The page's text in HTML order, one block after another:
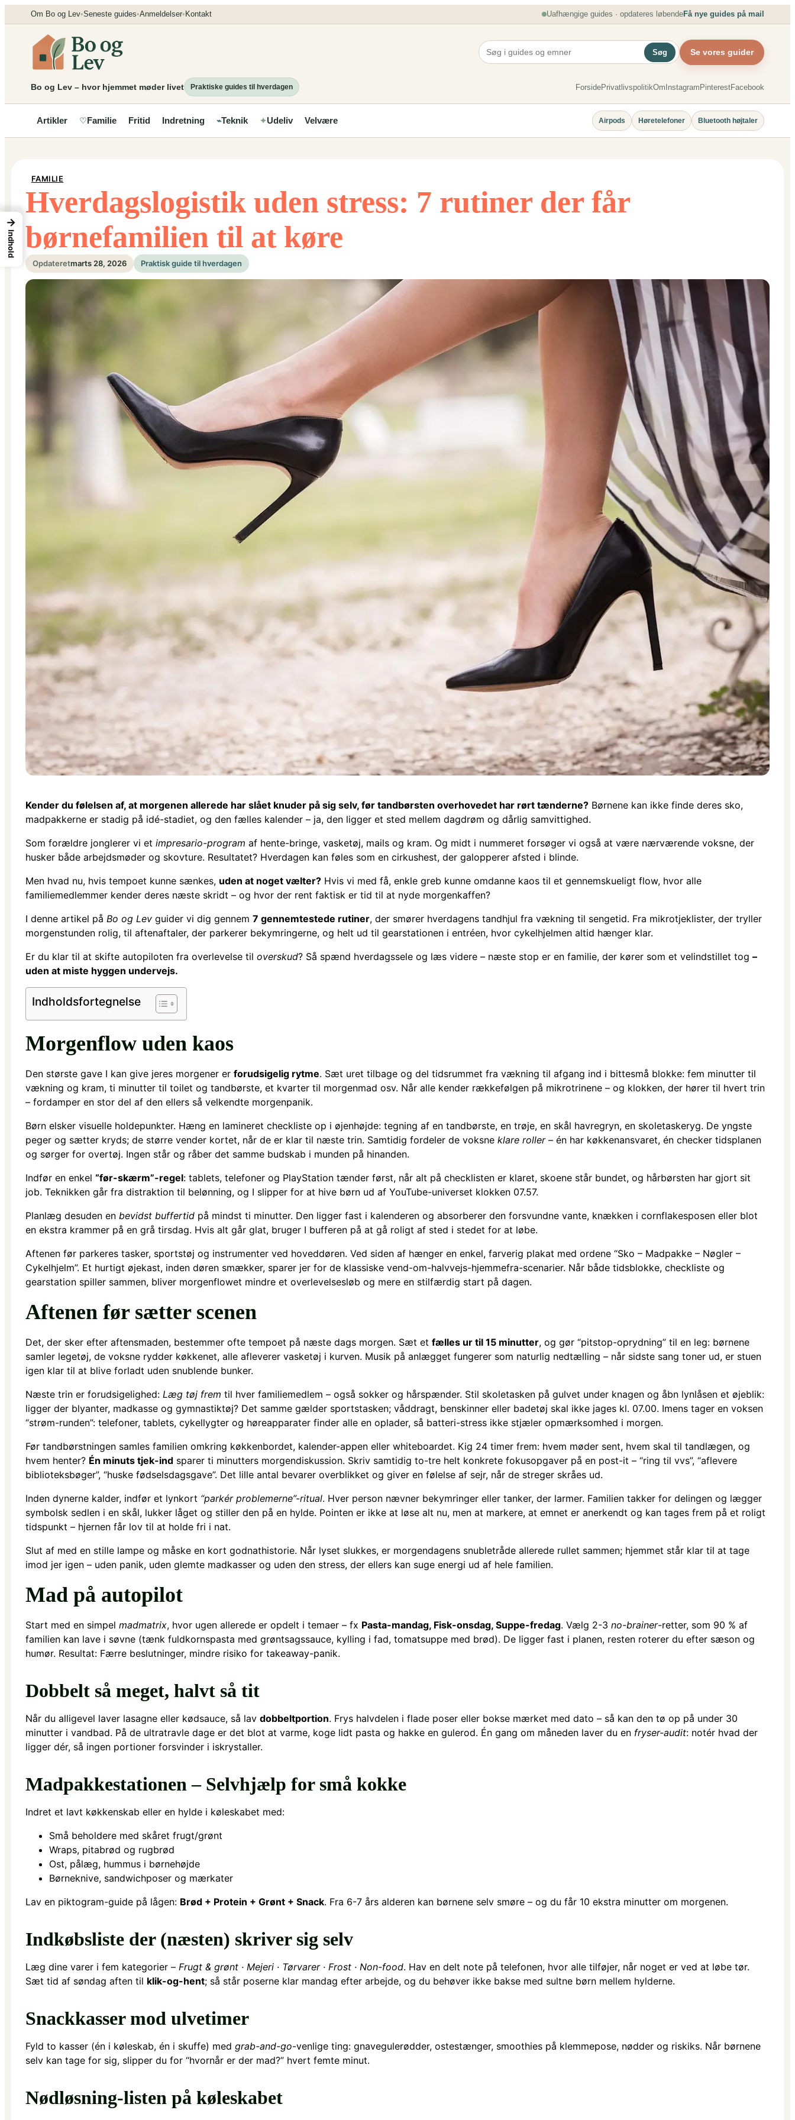
Spring
til
indhold
Om Bo og Lev•Seneste guides•Anmeldelser• Kontakt Uafhængige guides · opdateres løbendeFå nye guides på mail
Søg Se vores guider
Bo og Lev – hvor hjemmet møder livet Praktiske guides til hverdagen ForsidePrivatlivspolitikOmInstagramPinterestFacebook
Artikler ♡Familie Fritid Indretning ⌁Teknik ✦Udeliv Velvære Airpods Høretelefoner Bluetooth højtaler
FAMILIE
Hverdagslogistik uden stress: 7 rutiner der får
børnefamilien til at køre
Opdateretmarts 28, 2026 Praktisk guide til hverdagen
Kender du følelsen af, at morgenen allerede har slået knuder på sig selv, før tandbørsten overhovedet har rørt tænderne?Børnene kan ikke finde deres sko,
madpakkerne er stadig på idé-stadiet, og den fælles kalender – ja, den ligger et sted mellem dagdrøm og dårlig samvittighed.
Som forældre jonglerer vi et impresario-program af hente-bringe, vasketøj, mails og kram. Og midt i nummeret forsøger vi også at være nærværende voksne, der
husker både arbejdsmøder og skovture. Resultatet? Hverdagen kan føles som en cirkushest, der galopperer afsted i blinde.
Men hvad nu, hvis tempoet kunne sænkes, uden at noget vælter?Hvis vi med få, enkle greb kunne omdanne kaos til et gennemskueligt flow, hvor alle
familiemedlemmer kender deres næste skridt – og hvor der rent faktisk er tid til at nyde morgenkaffen?
I denne artikel på Bo og Levguider vi dig gennem 7 gennemtestede rutiner, der smører hverdagens tandhjul fra vækning til sengetid. Fra mikrotjeklister, der tryller
morgenstunden rolig, til aftenaftaler, der parkerer bekymringerne, og helt ud til gearstationen i entréen, hvor cykelhjelmen altid hænger klar.
Er du klar til at skifte autopiloten fra overlevelse til overskud? Så spænd hverdagssele og læs videre – næste stop er en familie, der kører som et velindstillet tog –
uden at miste hyggen undervejs.
Indholdsfortegnelse
Morgenflow uden kaos
Den største gave I kan give jeres morgener er forudsigelig rytme. Sæt uret tilbage og del tidsrummet fra vækning til afgang ind i bitte­små blokke: fem minutter til
vækning og kram, ti minutter til toilet og tandbørste, et kvarter til morgenmad osv. Når alle kender rækkefølgen på mikrotrinene – og klokken, der hører til hvert trin
– fordamper en stor del af den ellers så velkendte morgenpanik.
Børn elsker visuelle holdepunkter. Hæng en lamineret checkliste op i øjenhøjde: tegning af en tandbørste, en trøje, en skål havregryn, en skoletaskeryg. De yngste
peger og sætter kryds; de større vender kortet, når de er klar til næste trin. Samtidig fordeler de voksne klare roller– én har køkkenansvaret, én checker tidsplanen
og sørger for overtøj. Ingen står og råber det samme budskab i munden på hinanden.
Indfør en enkel “før-skærm”-regel: tablets, telefoner og PlayStation tænder først, når alt på checklisten er klaret, skoene står bundet, og hårbørsten har gjort sit
job. Teknikken går fra distraktion til belønning, og I slipper for at hive børn ud af YouTube-universet klokken 07.57.
Planlæg desuden en bevidst buffertidpå mindst ti minutter. Den ligger fast i kalenderen og absorberer den forsvundne vante, knækken i cornflakes­posen eller blot
en ekstra krammer på en grå tirsdag. Hvis alt går glat, bruger I bufferen på at gå roligt af sted i stedet for at løbe.
Aftenen før parkeres tasker, sportstøj og instrumenter ved hoveddøren. Ved siden af hænger en enkel, farverig plakat med ordene “Sko – Madpakke – Nøgler –
Cykelhjelm”. Et hurtigt øjekast, inden døren smækker, sparer jer for de klassiske vend-om-halvvejs-hjemmefra-scenarier. Når både tidsblokke, checkliste og
gearstation spiller sammen, bliver morgenflowet mindre et overlevelsesløb og mere en stilfærdig start på dagen.
Aftenen før sætter scenen
Det, der sker efter aftensmaden, bestemmer ofte tempoet på næste dags morgen. Sæt et fælles ur til 15 minutter, og gør “pitstop-oprydning” til en leg: børnene
samler legetøj, de voksne rydder køkkenet, alle afleverer vasketøj i kurven. Musik på anlægget fungerer som naturlig nedtælling – når sidste sang toner ud, er stuen
igen klar til at blive forladt uden snublende bunker.
Næste trin er forudsigelighed: Læg tøj frem til hver familiemedlem – også sokker og hårspænder. Stil skoletasken på gulvet under knagen og åbn lynlåsen et øjeblik:
ligger der blyanter, madkasse og gymnastiktøj? Det samme gælder sportstasken; våddragt, benskinner eller badetøj skal ikke jages kl. 07.00. Imens tager en voksen
“strøm-runden”: telefoner, tablets, cykellygter og høreapparater finder alle en oplader, så batteri-stress ikke stjæler opmærksomhed i morgen.
Før tandbørstningen samles familien omkring køkkenbordet, kalender-appen eller whiteboardet. Kig 24 timer frem: hvem møder sent, hvem skal til tandlægen, og
hvem henter? Én minuts tjek-indsparer ti minutters morgendiskussion. Skriv samtidig to-tre helt konkrete fokusopgaver på en post-it – “ring til vvs”, “aflevere
biblioteksbøger”, “huske fødselsdagsgave”. Det lille antal bevarer overblikket og giver en følelse af sejr, når de streger skråes ud.
Inden dynerne kalder, indfør et lynkort “parkér problemerne”-ritual. Hver person nævner bekymringer eller tanker, der larmer. Familien takker for delingen og lægger
symbolsk sedlen i en skål, lukker låget og stiller den på en hylde. Pointen er ikke at løse alt nu, men at markere, at emnet er anerkendt og kan tages frem på et roligt
tidspunkt – hjernen får lov til at holde fri i nat.
Slut af med en stille lampe og måske en kort godnathistorie. Når lyset slukkes, er morgendagens snubletråde allerede rullet sammen; hjemmet står klar til at tage
imod jer igen – uden panik, uden glemte madkasser og uden den stress, der ellers kan suge energi ud af hele familien.
Mad på autopilot
Start med en simpel madmatrix, hvor ugen allerede er opdelt i temaer – fx Pasta-mandag, Fisk-onsdag, Suppe-fredag. Vælg 2-3 no-brainer-retter, som 90 % af
familien kan lave i søvne (tænk fuldkornspasta med grøntsagssauce, kylling i fad, tomatsuppe med brød). De ligger fast i planen, resten roterer du efter sæson og
humør. Resultat: Færre beslutninger, mindre risiko for takeaway-panik.
Dobbelt så meget, halvt så tit
Når du alligevel laver lasagne eller kødsauce, så lav dobbeltportion. Frys halvdelen i flade poser eller bokse mærket med dato – så kan den tø op på under 30
minutter i vandbad. På de ultratravle dage er det blot at varme, koge lidt pasta og hakke en gulerod. Én gang om måneden laver du en fryser-audit: notér hvad der
ligger dér, så ingen portioner forsvinder i iskrystaller.
Madpakkestationen – Selvhjælp for små kokke
Indret et lavt køkkenskab eller en hylde i køleskabet med:
Små beholdere med skåret frugt/grønt
Wraps, pitabrød og rugbrød
Ost, pålæg, hummus i børnehøjde
Børneknive, sandwichposer og mærkater
Lav en piktogram-guide på lågen: Brød + Protein + Grønt + Snack. Fra 6-7 års alderen kan børnene selv smøre – og du får 10 ekstra minutter om morgenen.
Indkøbsliste der (næsten) skriver sig selv
Læg dine varer i fem kategorier – Frugt & grønt · Mejeri · Tørvarer · Frost · Non-food. Hav en delt note på telefonen, hvor alle tilføjer, når noget er ved at løbe tør.
Sæt tid af søndag aften til klik-og-hent; så står poserne klar mandag efter arbejde, og du behøver ikke bakse med sultne børn mellem hylderne.
Snackkasser mod ulvetimer
Fyld to kasser (én i køleskab, én i skuffe) med grab-and-go-venlige ting: gnavegulerødder, ostestænger, smoothies på klemmepose, nødder og riskiks. Når børnene
selv kan tage for sig, slipper du for “hvornår er der mad?” hvert femte minut.
Nødløsning-listen på køleskabet
→
Indhold